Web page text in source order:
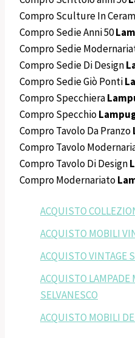
Compro Sculture In
Compro Sedie Anni 50
Compro Sedie
Compro Sedie Di Design
Compro Sedie Giò Ponti
Compro Specchiera
Compro Specchio
Compro Tavolo Da Pranzo
Compro Tavolo
Compro Tavolo Di Design
Compro Modernariato
ACQUISTO
ACQUISTO MOBILI
ACQUISTO VINTAGE
ACQUISTO LAMPADE
SELVANESCO
ACQUISTO MOBILI